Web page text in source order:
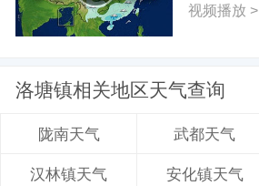
视频播放 >
洛塘镇相关地区天气查询
陇南天气 武都天气
汉林镇天气 安化镇天气